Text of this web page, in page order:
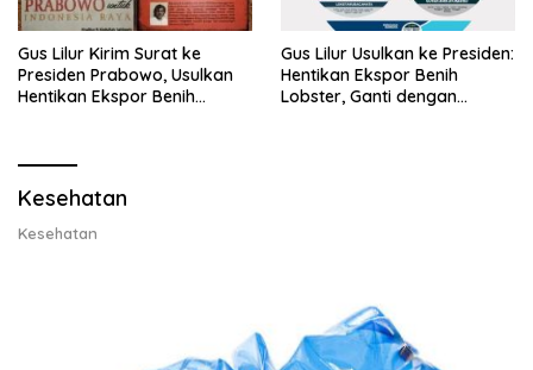
Gus Lilur Kirim Surat ke
Presiden Prabowo, Usulkan
Hentikan Ekspor Benih
Gus Lilur Usulkan ke Presiden:
Hentikan Ekspor Benih
Lobster, Ganti dengan
Kesehatan
Kesehatan